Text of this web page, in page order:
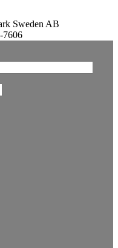
Sweden AB
7606